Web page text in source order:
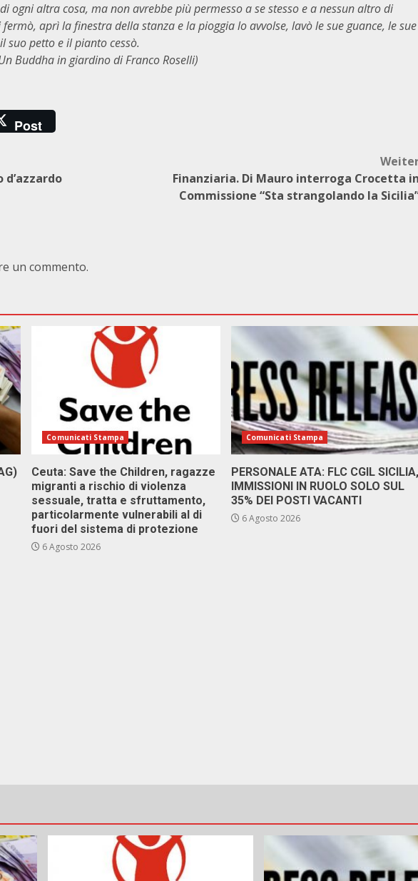
ogni altra cosa, ma non avrebbe più permesso a se stesso e a nessun altro di
aprì la finestra della stanza e la pioggia lo avvolse, lavò le sue guance, le sue
petto e il pianto cessò.
Buddha in giardino di Franco Roselli)
Post
d’azzardo
Finanziaria. Di Mauro interroga Crocetta
Commissione “Sta strangolando la
un commento.
Comunicati Stampa
Ceuta: Save the Children, ragazze
migranti a rischio di violenza
sessuale, tratta e sfruttamento,
particolarmente vulnerabili al di
fuori del sistema di protezione
6 Agosto 2026
Comunicati Stampa
PERSONALE ATA: FLC CGIL SICILIA,
IMMISSIONI IN RUOLO SOLO SUL
35% DEI POSTI VACANTI
6 Agosto 2026